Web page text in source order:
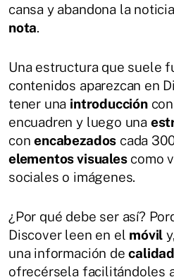
cansa y abandona la
nota.
Una estructura que suele
contenidos aparezcan en
tener una introduccióncon
encuadren y luego una
conencabezados cada
elementos visualescomo
sociales o imágenes.
¿Por qué debe ser así?
Discover leen en el móvil
una información decalidad
ofrecérsela facilitándoles